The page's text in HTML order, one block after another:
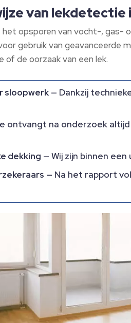
van lekdetectie
opsporen van vocht-, gas-
gebruik van
of de oorzaak van een lek.
sloopwerk— Dankzij
ontvangt na onderzoek
dekking — Wij zijn binnen
— Na het rapport